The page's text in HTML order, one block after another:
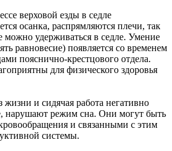
верховой езды в седле
осанка, распрямляются плечи, так
можно удерживаться в седле. Умение
равновесие) появляется со временем
пояснично-крестцового отдела.
для физического здоровья
и сидячая работа негативно
нарушают режим сна. Они могут быть
и связанными с этим
системы.